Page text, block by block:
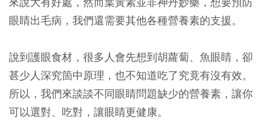
眼睛出毛病，我們還需要其他各種營養素的支援。
說到護眼食材，很多人會先想到胡蘿蔔、魚眼睛，卻
甚少人深究箇中原理，也不知道吃了究竟有沒有效。
所以，我們來談談不同眼睛問題缺少的營養素，讓你
可以選對、吃對，讓眼睛更健康。